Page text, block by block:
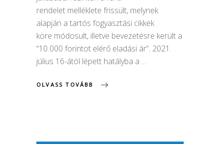
rendelet melléklete frissült, melynek
alapján a tartós fogyasztási cikkek
köre módosult, illetve bevezetésre került a
“10 000 forintot elérő eladási ár”. 2021.
július 16-ától lépett hatályba a
OLVASS TOVÁBB